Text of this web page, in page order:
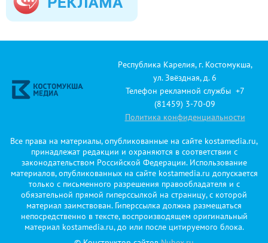
Республика Карелия, г. Костомукша,
ул. Звёздная, д. 6
Телефон рекламной службы +7
(81459) 3-70-09
Политика конфиденциальности
Все права на материалы, опубликованные на сайте kostamedia.ru,
принадлежат редакции и охраняются в соответствии с
законодательством Российской Федерации. Использование
материалов, опубликованных на сайте kostamedia.ru допускается
только с письменного разрешения правообладателя и с
обязательной прямой гиперссылкой на страницу, с которой
материал заимствован. Гиперссылка должна размещаться
непосредственно в тексте, воспроизводящем оригинальный
материал kostamedia.ru, до или после цитируемого блока.